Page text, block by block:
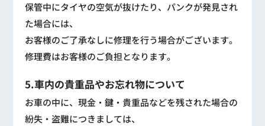
保管中にタイヤの空気が抜けたり、パンクが発見され
た場合には、
お客様のご了承なしに修理を行う場合がございます。
修理費はお客様のご負担となります。
5.車内の貴重品やお忘れ物について
お車の中に、現金・鍵・貴重品などを残された場合の
紛失・盗難につきましては、